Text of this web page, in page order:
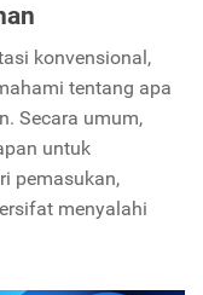
konvensional,
tentang apa
Secara umum,
untuk
pemasukan,
menyalahi